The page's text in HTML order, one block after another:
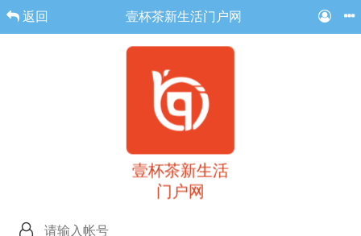
返回 壹杯茶新生活门户网
壹杯茶新生活
门户网